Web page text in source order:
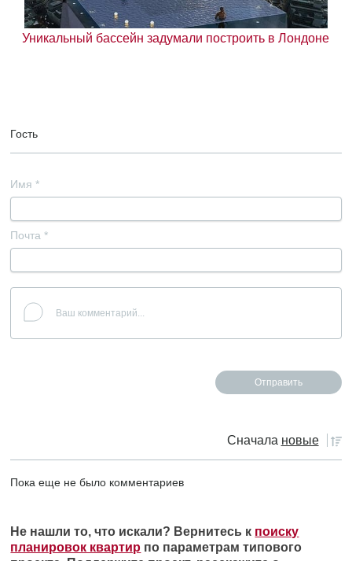
Уникальный бассейн задумали построить в Лондоне
Гость
Имя *
Почта *
Сначала новые
Пока еще не было комментариев
Не нашли то, что искали? Вернитесь к поиску
планировок квартир по параметрам типового